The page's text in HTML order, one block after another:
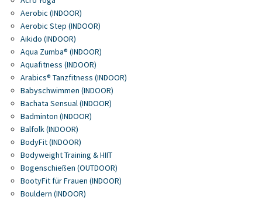
Aerobic (INDOOR)
Aerobic Step (INDOOR)
Aikido (INDOOR)
Aqua Zumba® (INDOOR)
Aquafitness (INDOOR)
Arabics® Tanzfitness (INDOOR)
Babyschwimmen (INDOOR)
Bachata Sensual (INDOOR)
Badminton (INDOOR)
Balfolk (INDOOR)
BodyFit (INDOOR)
Bodyweight Training & HIIT
Bogenschießen (OUTDOOR)
BootyFit für Frauen (INDOOR)
Bouldern (INDOOR)